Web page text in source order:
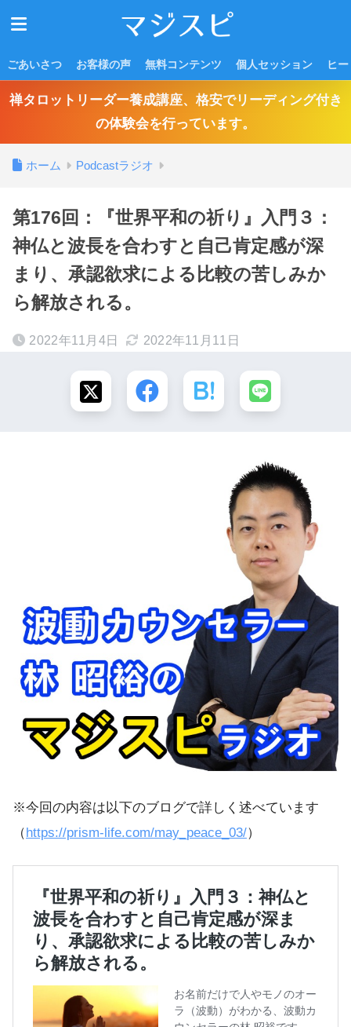
ごあいさつ お客様の声 無料コンテンツ 個人セッション ヒ
禅タロットリーダー養成講座、格安でリーディング付き
の体験会を行っています。
ホーム Podcastラジオ
第176回：『世界平和の祈り』入門３：
神仏と波長を合わすと自己肯定感が深
まり、承認欲求による比較の苦しみか
ら解放される。
2022年11月4日 2022年11月11日
※今回の内容は以下のブログで詳しく述べています
（https://prism-life.com/may_peace_03/）